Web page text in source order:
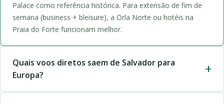
Palace como referência histórica. Para extensão de fim de
semana (business + bleisure), a Orla Norte ou hotéis na
Praia do Forte funcionam melhor.
Quais voos diretos saem de Salvador para
Europa?